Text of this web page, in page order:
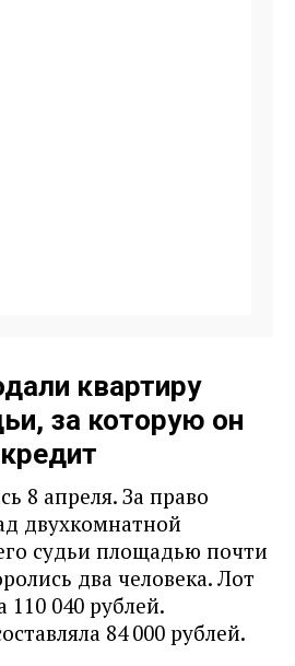
квартиру
за которую он
8 апреля. За право
двухкомнатной
судьи площадью почти
два человека. Лот
110 040 рублей.
84 000 рублей.